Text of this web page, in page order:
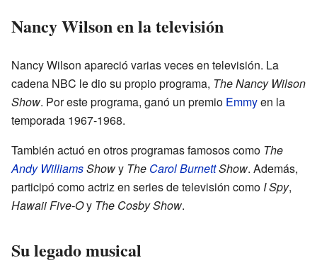
Nancy Wilson en la televisión
Nancy Wilson apareció varias veces en televisión. La
cadena NBC le dio su propio programa, The Nancy Wilson
Show. Por este programa, ganó un premio Emmyen la
temporada 1967-1968.
También actuó en otros programas famosos como The
Andy WilliamsShowy The Carol BurnettShow. Además,
participó como actriz en series de televisión como I Spy,
Hawaii Five-Oy The Cosby Show.
Su legado musical